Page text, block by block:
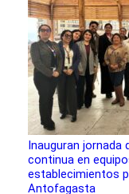
Inauguran jornada
continua en
establecimientos
Antofagasta